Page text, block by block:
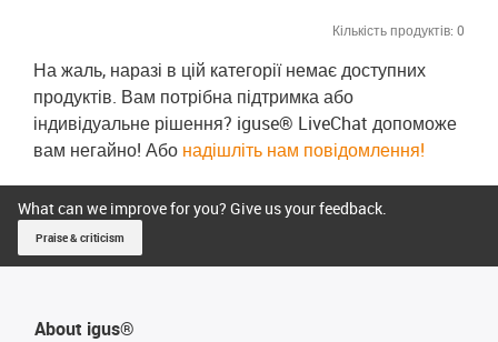
Кількість продуктів: 0
На жаль, наразі в цій категорії немає доступних
продуктів. Вам потрібна підтримка або
індивідуальне рішення? iguse® LiveChat допоможе
вам негайно! Або надішліть нам повідомлення!
What can we improve for you? Give us your feedback.
Praise & criticism
About igus®